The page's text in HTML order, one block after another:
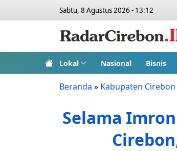
Sabtu, 8 Agustus 2026 - 13:12
Lokal Nasional Bisnis
Beranda » Kabupaten Cirebon
Selama